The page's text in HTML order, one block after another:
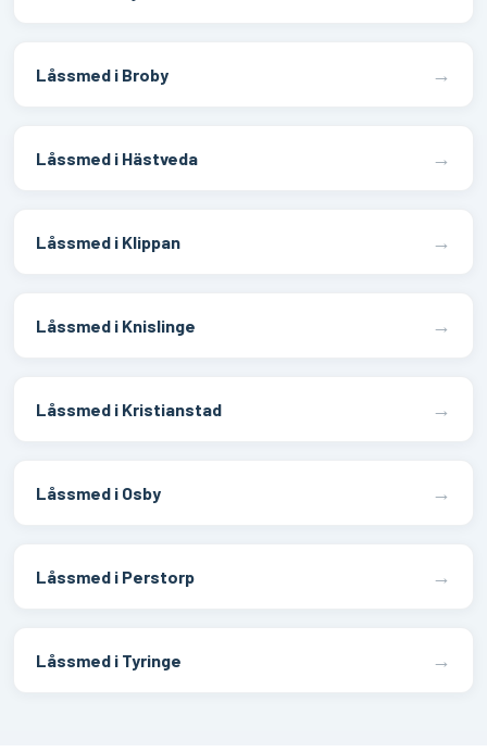
Låssmed i Broby →
Låssmed i Hästveda →
Låssmed i Klippan →
Låssmed i Knislinge →
Låssmed i Kristianstad →
Låssmed i Osby →
Låssmed i Perstorp →
Låssmed i Tyringe →